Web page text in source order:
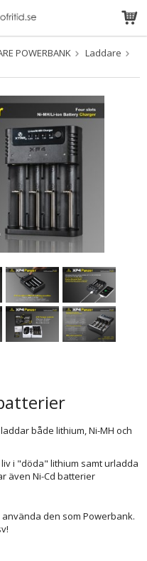
blivit
POWERBANK
Laddare
både lithium, Ni-MH och
i "döda" lithium samt urladda
även Ni-Cd batterier
den som Powerbank.